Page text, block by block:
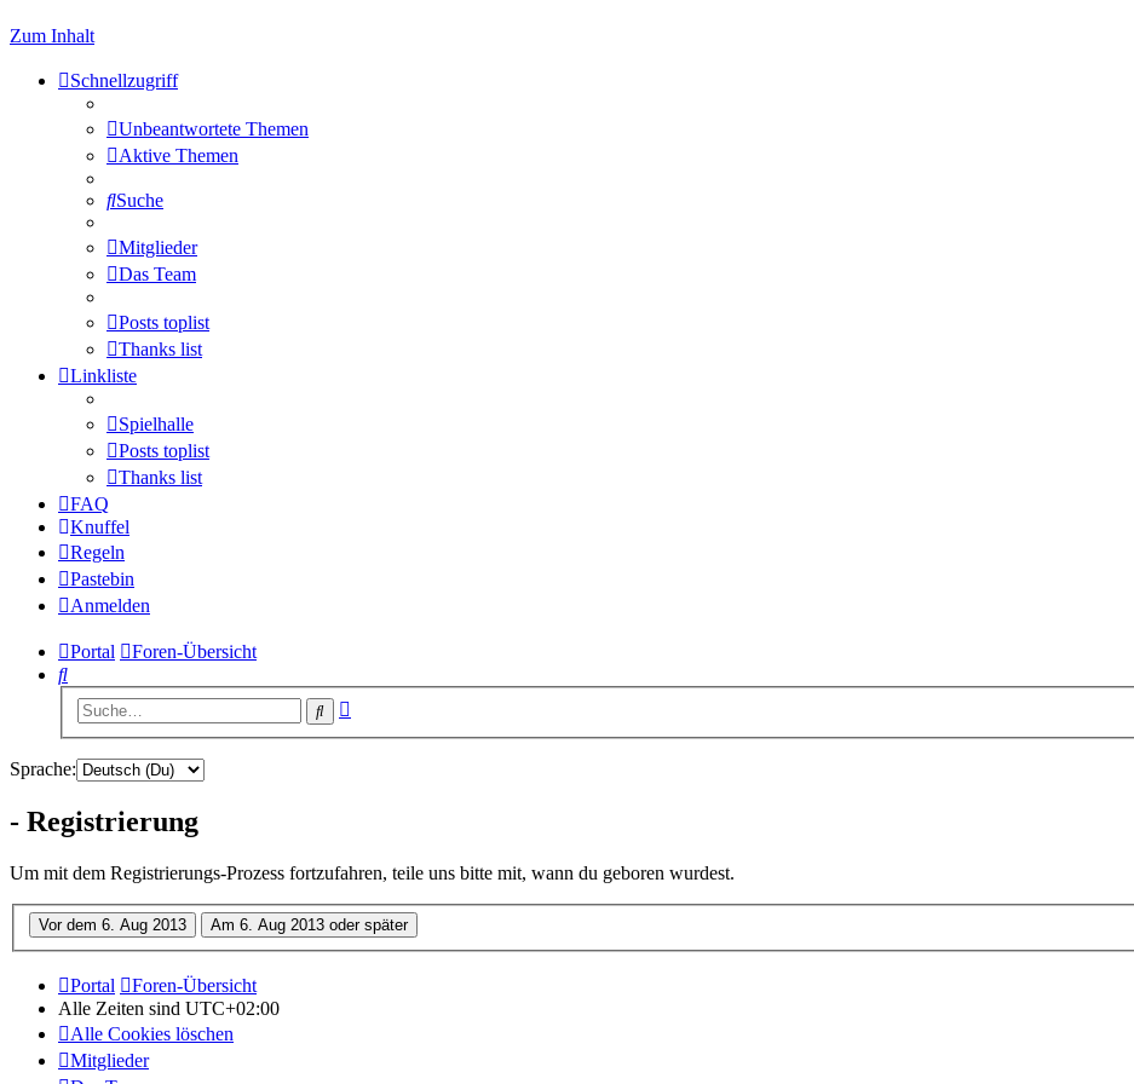
Zum Inhalt
Schnellzugriff
Unbeantwortete Themen
Aktive Themen
Suche
Mitglieder
Das Team
Posts toplist
Thanks list
Linkliste
Spielhalle
Posts toplist
Thanks list
FAQ
Knuffel
Regeln
Pastebin
Anmelden
Portal
Foren-Übersicht
Suche
Suche
Sprache:
- Registrierung
Um mit dem Registrierungs-Prozess fortzufahren, teile uns bitte mit, wann du geboren wurdest.
Portal
Foren-Übersicht
Alle Zeiten sind UTC+02:00
Alle Cookies löschen
Mitglieder